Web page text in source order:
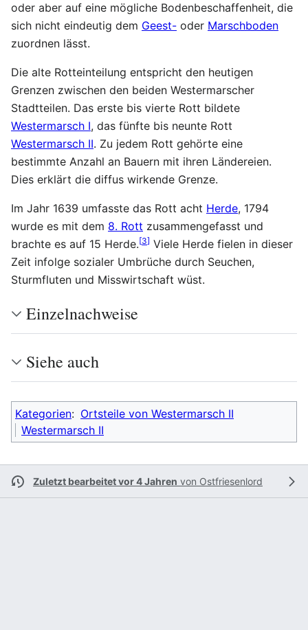
oder aber auf eine mögliche Bodenbeschaffenheit, die
sich nicht eindeutig dem Geest- oder Marschboden
zuordnen lässt.
Die alte Rotteinteilung entspricht den heutigen
Grenzen zwischen den beiden Westermarscher
Stadtteilen. Das erste bis vierte Rott bildete
Westermarsch I, das fünfte bis neunte Rott
Westermarsch II. Zu jedem Rott gehörte eine
bestimmte Anzahl an Bauern mit ihren Ländereien.
Dies erklärt die diffus wirkende Grenze.
Im Jahr 1639 umfasste das Rott acht Herde, 1794
wurde es mit dem 8. Rott zusammengefasst und
brachte es auf 15 Herde.[3] Viele Herde fielen in dieser
Zeit infolge sozialer Umbrüche durch Seuchen,
Sturmfluten und Misswirtschaft wüst.
Einzelnachweise
Siehe auch
Kategorien: Ortsteile von Westermarsch II
Westermarsch II
Zuletzt bearbeitet vor 4 Jahren von Ostfriesenlord